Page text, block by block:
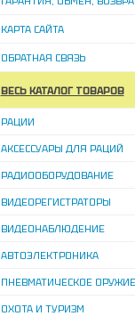
КАРТА САЙТА
ОБРАТНАЯ СВЯЗЬ
ВЕСЬ КАТАЛОГ ТОВАРОВ
РАЦИИ
АКСЕССУАРЫ ДЛЯ РАЦИЙ
РАДИООБОРУДОВАНИЕ
ВИДЕОРЕГИСТРАТОРЫ
ВИДЕОНАБЛЮДЕНИЕ
АВТОЭЛЕКТРОНИКА
ПНЕВМАТИЧЕСКОЕ ОРУЖИЕ
ОХОТА И ТУРИЗМ